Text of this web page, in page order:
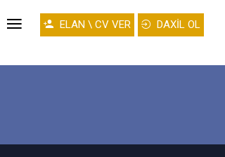
ELAN \ CV VER DAXİL OL